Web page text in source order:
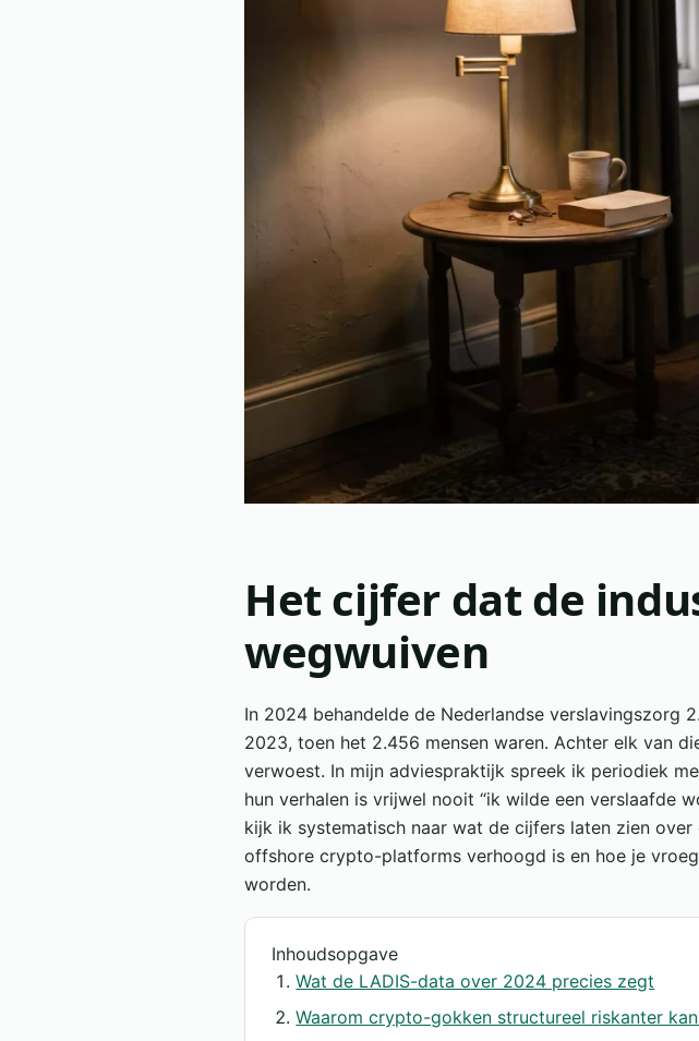
Het cijfer dat de
wegwuiven
In 2024 behandelde de Nederlandse verslavingszorg
2023, toen het 2.456 mensen waren. Achter elk van
verwoest. In mijn adviespraktijk spreek ik periodiek
hun verhalen is vrijwel nooit “ik wilde een verslaafde
kijk ik systematisch naar wat de cijfers laten zien
offshore crypto-platforms verhoogd is en hoe je
worden.
Inhoudsopgave
Wat de LADIS-data over 2024 precies zegt
Waarom crypto-gokken structureel riskanter